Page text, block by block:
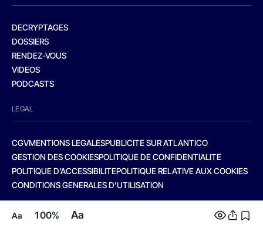
Aa 100% Aa
DECRYPTAGES
DOSSIERS
RENDEZ-VOUS
VIDEOS
PODCASTS
LEGAL
CGVMENTIONS LEGALESPUBLICITE SUR ATLANTICO
GESTION DES COOKIESPOLITIQUE DE CONFIDENTIALITE
POLITIQUE D’ACCESSIBILITEPOLITIQUE RELATIVE AUX COOKIES
CONDITIONS GENERALES D’UTILISATION